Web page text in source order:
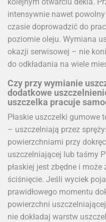
intensywnie nawet
czasie doprowadzić do
poziomie oleju. Wymiana
okazji serwisowej – nie
do odkładania na wiele
Czy przy wymianie
dodatkowe
uszczelka pracuje
Płaskie uszczelki gumowe
– uszczelniają przez
powierzchniami przy
uszczelniającej lub taśmy
płaskiej jest zbędne i
ściśnięcie. Jeśli wyciek
prawidłowego momentu
powierzchni
nie dokładaj warstw